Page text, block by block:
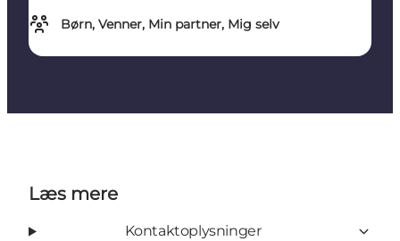
Børn, Venner, Min partner, Mig selv
Læs mere
Kontaktoplysninger